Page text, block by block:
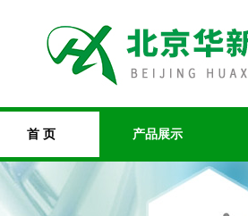
首 页 产品展示